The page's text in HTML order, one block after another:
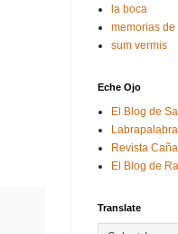
la boca
memorias
sum vermis
Eche Ojo
El Blog de
Labrapalabra
Revista
El Blog de
Translate